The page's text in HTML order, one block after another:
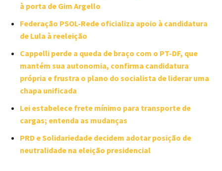
à porta de Gim Argello
Federação PSOL-Rede oficializa apoio à candidatura
de Lula à reeleição
Cappelli perde a queda de braço com o PT-DF, que
mantém sua autonomia, confirma candidatura
própria e frustra o plano do socialista de liderar uma
chapa unificada
Lei estabelece frete mínimo para transporte de
cargas; entenda as mudanças
PRD e Solidariedade decidem adotar posição de
neutralidade na eleição presidencial